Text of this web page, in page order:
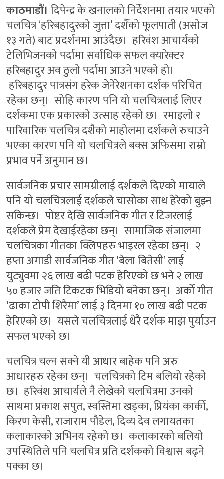
काठमाडौं। दिपेन्द्र के खनालको निर्देशनमा तयार भएको
चलचित्र ‘हरिबहादुरको जुत्ता’ दशैँको फूलपाती (असोज
१३ गते) बाट प्रदर्शनमा आउंदैछ। हरिवंश आचार्यको
टेलिभिजनको पर्दामा सर्वाधिक सफल क्यारेक्टर
हरिबहादुर अव ठुलो पर्दामा आउने भएको हो।
हरिबहादुर पात्रसंग हरेक जेनेरेशनका दर्शक परिचित
रहेका छन्। सोहि कारण पनि यो चलचित्रलाई लिएर
दर्शकमा एक प्रकारको उत्साह रहेको छ। रमाइलो र
पारिवारिक चलचित्र दशैको माहोलमा दर्शकले रुचाउने
भएका कारण पनि यो चलचित्रले बक्स अफिसमा राम्रो
प्रभाव पर्ने अनुमान छ।
सार्वजनिक प्रचार सामग्रीलाई दर्शकले दिएको मायाले
पनि यो चलचित्रलाई दर्शकले चासोका साथ हेरेको बुझ्न
सकिन्छ। पोष्टर देखि सार्वजनिक गीत र टिजरलाई
दर्शकले प्रेम देखाईरहेका छन्। सामाजिक संजालमा
चलचित्रका गीतका क्लिपहरु भाइरल रहेका छन्। २
हप्ता अगाडी सार्वजनिक गीत ‘बेला बितेसी’ लाई
युट्युवमा २६ लाख बढी पटक हेरिएको छ भने २ लाख
५० हजार जति टिकटक भिडियो बनेका छन्। अर्को गीत
‘ढाका टोपी शिरैमा’ लाई ३ दिनमा १० लाख बढी पटक
हेरिएको छ। यसले चलचित्रलाई धेरै दर्शक माझ पुर्याउन
सफल भएको छ।
चलचित्र चल्न सक्ने यी आधार बाहेक पनि अरु
आधारहरु रहेका छन्। चलचित्रको टिम बलियो रहेको
छ। हरिवंश आचार्यले नै लेखेको चलचित्रमा उनको
साथमा प्रकाश सपुत, स्वस्तिमा खड्का, प्रियंका कार्की,
किरण केसी, राजाराम पौडेल, दिव्य देव लगायतका
कलाकारको अभिनय रहेको छ। कलाकारको बलियो
उपस्थितिले पनि चलचित्र प्रति दर्शकको विश्वास बढ्ने
पक्का छ।